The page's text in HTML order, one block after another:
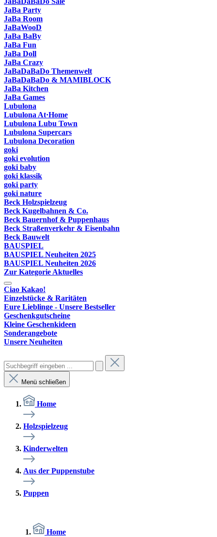
JaBa Party
JaBa Room
JaBaWooD
JaBa BaBy
JaBa Fun
JaBa Doll
JaBa Crazy
JaBaDaBaDo Themenwelt
JaBaDaBaDo & MAMIBLOCK
JaBa Kitchen
JaBa Games
Lubulona
Lubulona At·Home
Lubulona Lubu Town
Lubulona Supercars
Lubulona Decoration
goki
goki evolution
goki baby
goki klassik
goki party
goki nature
Beck Holzspielzeug
Beck Kugelbahnen & Co.
Beck Bauernhof & Puppenhaus
Beck Straßenverkehr & Eisenbahn
Beck Bauwelt
BAUSPIEL
BAUSPIEL Neuheiten 2025
BAUSPIEL Neuheiten 2026
Zur Kategorie Aktuelles
Ciao Kakao!
Einzelstücke & Raritäten
Eure Lieblinge - Unsere Bestseller
Geschenkgutscheine
Kleine Geschenkideen
Sonderangebote
Unsere Neuheiten
Menü schließen
Home
Holzspielzeug
Kinderwelten
Aus der Puppenstube
Puppen
Home